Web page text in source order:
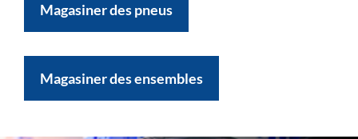
Magasiner des pneus
Magasiner des ensembles